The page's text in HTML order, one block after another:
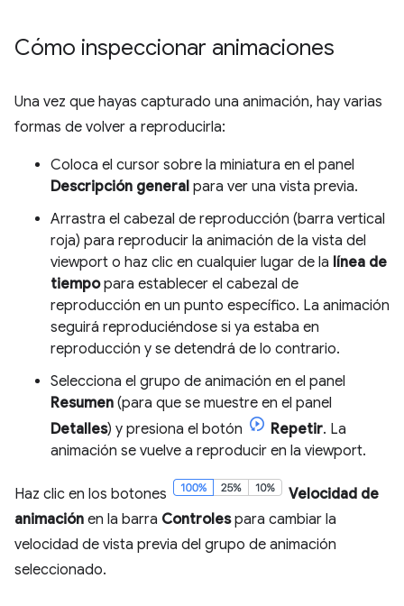
Cómo inspeccionar animaciones
Una vez que hayas capturado una animación, hay varias
formas de volver a reproducirla:
Coloca el cursor sobre la miniatura en el panel
Descripción general para ver una vista previa.
Arrastra el cabezal de reproducción (barra vertical
roja) para reproducir la animación de la vista del
viewport o haz clic en cualquier lugar de la línea de
tiempopara establecer el cabezal de
reproducción en un punto específico. La animación
seguirá reproduciéndose si ya estaba en
reproducción y se detendrá de lo contrario.
Selecciona el grupo de animación en el panel
Resumen (para que se muestre en el panel
Detalles) y presiona el botón Repetir. La
animación se vuelve a reproducir en la viewport.
Haz clic en los botones
Velocidad de
animación en la barra Controlespara cambiar la
velocidad de vista previa del grupo de animación
seleccionado.